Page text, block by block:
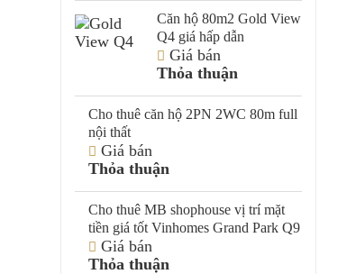
Căn hộ 80m2 Gold View
Q4 giá hấp dẫn
Giá bán
Thỏa thuận
Cho thuê căn hộ 2PN 2WC 80m full
nội thất
Giá bán
Thỏa thuận
Cho thuê MB shophouse vị trí mặt
tiền giá tốt Vinhomes Grand Park Q9
Giá bán
Thỏa thuận